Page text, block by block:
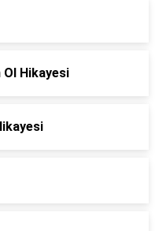
Ol Hikayesi